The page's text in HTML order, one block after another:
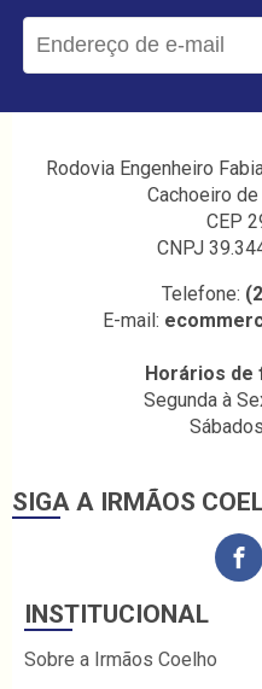
Rodovia Engenheiro
Cachoeiro
CEP
CNPJ
Telefone:
E-mail:
Horários de
Segunda à
SIGA A IRMÃOS
INSTITUCIONAL
Sobre a Irmãos Coelho